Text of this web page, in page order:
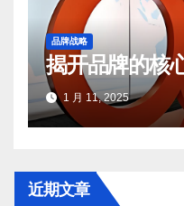
品牌战略
揭开品牌的核
1 月 11, 2025
近期文章